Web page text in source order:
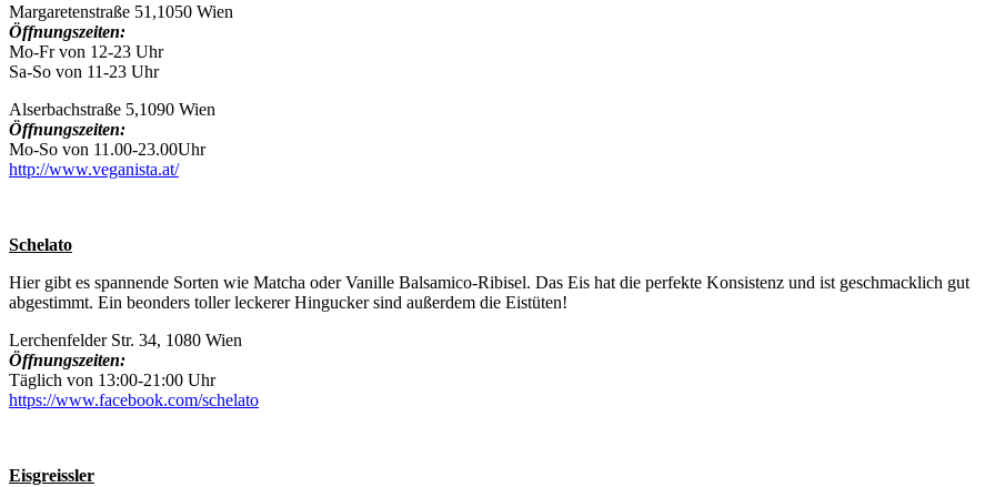
Margaretenstraße 51,1050 Wien
Öffnungszeiten:
Mo-Fr von 12-23 Uhr
Sa-So von 11-23 Uhr
Alserbachstraße 5,1090 Wien
Öffnungszeiten:
Mo-So von 11.00-23.00Uhr
http://www.veganista.at/
Schelato
Hier gibt es spannende Sorten wie Matcha oder Vanille Balsamico-Ribisel. Das Eis hat die perfekte Konsistenz und ist geschmacklich gut
abgestimmt. Ein beonders toller leckerer Hingucker sind außerdem die Eistüten!
Lerchenfelder Str. 34, 1080 Wien
Öffnungszeiten:
Täglich von 13:00-21:00 Uhr
https://www.facebook.com/schelato
Eisgreissler